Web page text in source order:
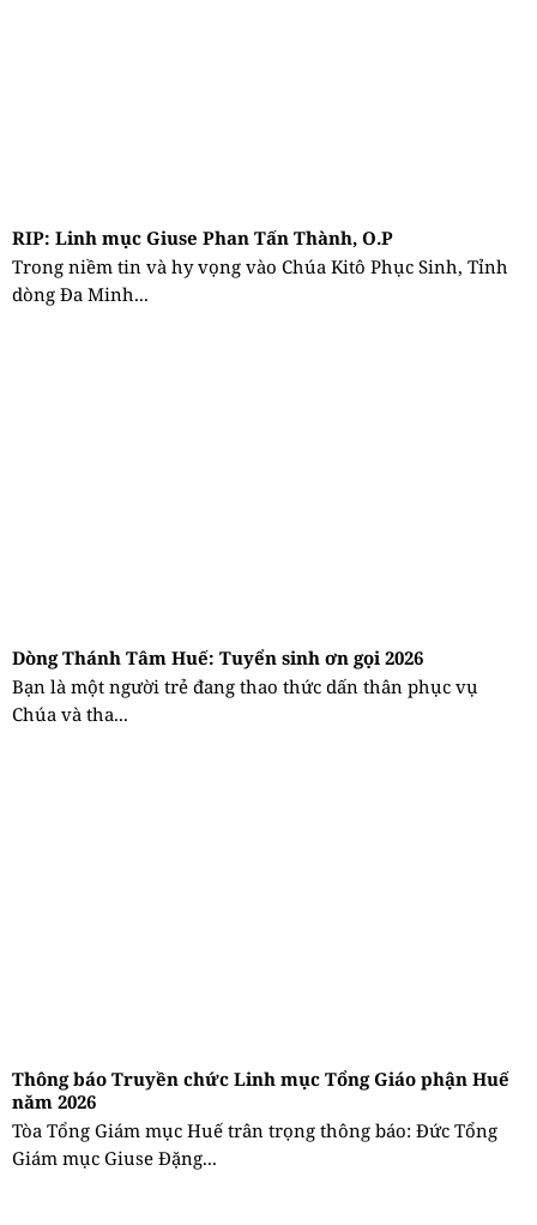
RIP: Linh mục Giuse Phan Tấn Thành, O.P
Trong niềm tin và hy vọng vào Chúa Kitô Phục Sinh, Tỉnh
dòng Đa Minh...
Dòng Thánh Tâm Huế: Tuyển sinh ơn gọi 2026
Bạn là một người trẻ đang thao thức dấn thân phục vụ
Chúa và tha...
Thông báo Truyền chức Linh mục Tổng Giáo phận Huế
năm 2026
Tòa Tổng Giám mục Huế trân trọng thông báo: Đức Tổng
Giám mục Giuse Đặng...